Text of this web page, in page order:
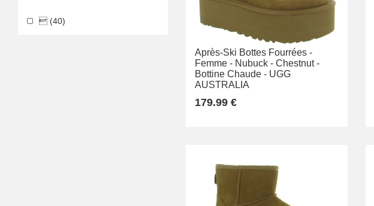
 (40)
Après-Ski Bottes Fourrées -
Femme - Nubuck - Chestnut -
Bottine Chaude - UGG
AUSTRALIA
179.99 €